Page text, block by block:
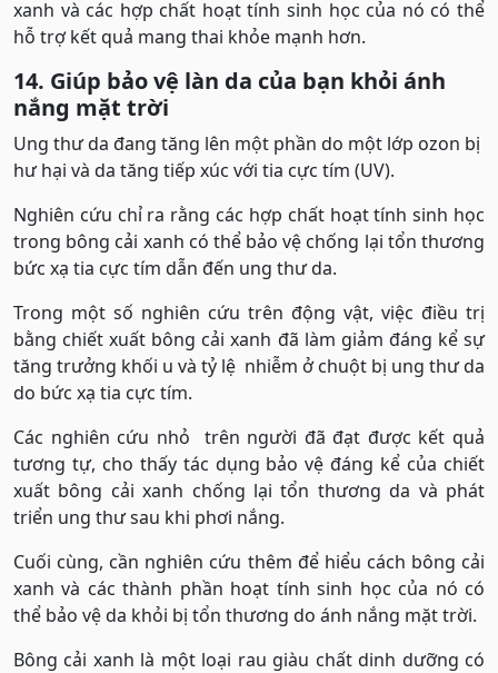
xanh và các hợp chất hoạt tính sinh học của nó có thể
hỗ trợ kết quả mang thai khỏe mạnh hơn.
14. Giúp bảo vệ làn da của bạn khỏi ánh
nắng mặt trời
Ung thư da đang tăng lên một phần do một lớp ozon bị
hư hại và da tăng tiếp xúc với tia cực tím (UV).
Nghiên cứu chỉ ra rằng các hợp chất hoạt tính sinh học
trong bông cải xanh có thể bảo vệ chống lại tổn thương
bức xạ tia cực tím dẫn đến ung thư da.
Trong một số nghiên cứu trên động vật, việc điều trị
bằng chiết xuất bông cải xanh đã làm giảm đáng kể sự
tăng trưởng khối u và tỷ lệ nhiễm ở chuột bị ung thư da
do bức xạ tia cực tím.
Các nghiên cứu nhỏ trên người đã đạt được kết quả
tương tự, cho thấy tác dụng bảo vệ đáng kể của chiết
xuất bông cải xanh chống lại tổn thương da và phát
triển ung thư sau khi phơi nắng.
Cuối cùng, cần nghiên cứu thêm để hiểu cách bông cải
xanh và các thành phần hoạt tính sinh học của nó có
thể bảo vệ da khỏi bị tổn thương do ánh nắng mặt trời.
Bông cải xanh là một loại rau giàu chất dinh dưỡng có